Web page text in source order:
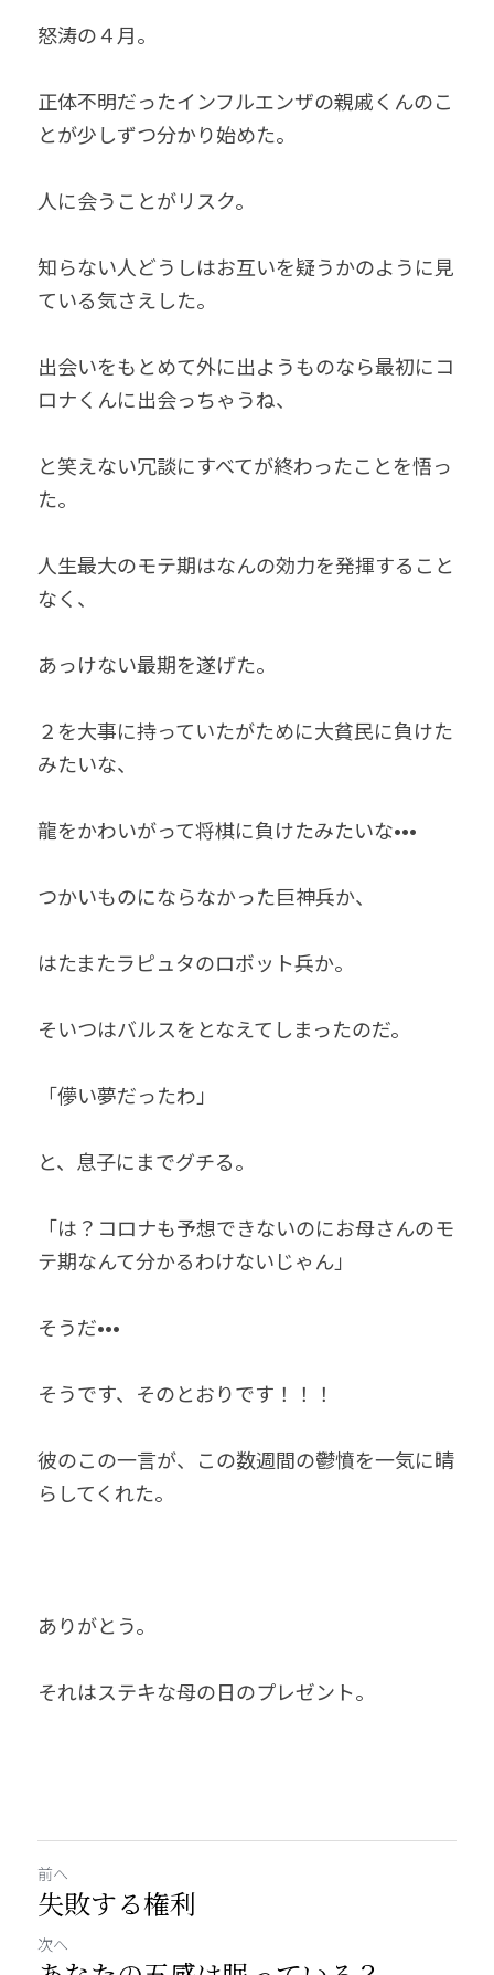
怒涛の４月。
正体不明だったインフルエンザの親戚くんのこ
とが少しずつ分かり始めた。
人に会うことがリスク。
知らない人どうしはお互いを疑うかのように見
ている気さえした。
出会いをもとめて外に出ようものなら最初にコ
ロナくんに出会っちゃうね、
と笑えない冗談にすべてが終わったことを悟っ
た。
人生最大のモテ期はなんの効力を発揮すること
なく、
あっけない最期を遂げた。
２を大事に持っていたがために大貧民に負けた
みたいな、
龍をかわいがって将棋に負けたみたいな•••
つかいものにならなかった巨神兵か、
はたまたラピュタのロボット兵か。
そいつはバルスをとなえてしまったのだ。
「儚い夢だったわ」
と、息子にまでグチる。
「は？コロナも予想できないのにお母さんのモ
テ期なんて分かるわけないじゃん」
そうだ•••
そうです、そのとおりです！！！
彼のこの一言が、この数週間の鬱憤を一気に晴
らしてくれた。
ありがとう。
それはステキな母の日のプレゼント。
前へ
失敗する権利
次へ